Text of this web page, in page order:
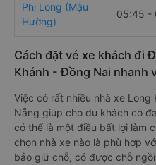
Phi Long (Mậu
Hường)
05:45 -
Cách đặt vé xe khách đi
Khánh - Đồng Nai nhanh
Việc có rất nhiều nhà xe
Nẵng giúp cho du khách có
có thể là một điều bất lợi làm
chọn nhà xe nào là phù hợp
bảo giữ chỗ, có được chỗ